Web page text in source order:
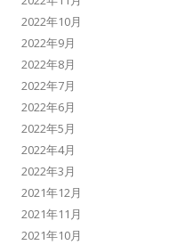
2022年10月
2022年9月
2022年8月
2022年7月
2022年6月
2022年5月
2022年4月
2022年3月
2021年12月
2021年11月
2021年10月